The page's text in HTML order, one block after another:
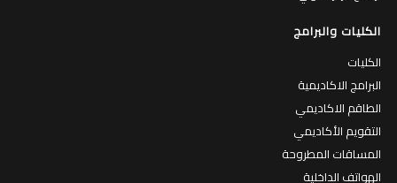
الكليات والبرامج
الكليات
البرامج الاكاديمية
الطاقم الاكاديمي
التقويم الأكاديمي
المساقات المطروحة
الهواتف الداخلية